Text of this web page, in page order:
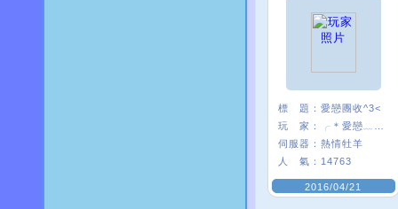
標 題： 愛戀團收^3<
玩 家：
伺服器： 熱情牡羊
人 氣： 14763
2016/04/21